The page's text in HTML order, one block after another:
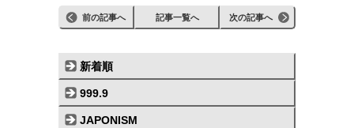
前の記事へ 記事一覧へ 次の記事へ
新着順
999.9
JAPONISM